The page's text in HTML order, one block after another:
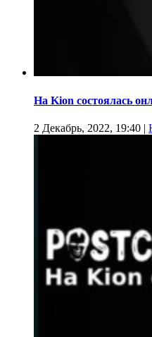
На Kion cостоялась
2 Декабрь, 2022, 19:40 |